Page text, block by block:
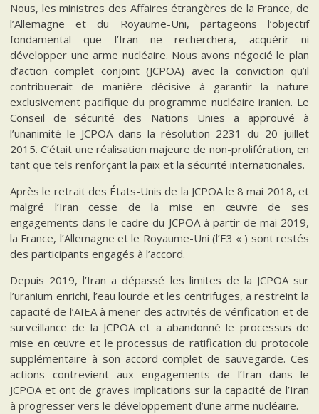
Nous, les ministres des Affaires étrangères de la France, de
l’Allemagne et du Royaume-Uni, partageons l’objectif
fondamental que l’Iran ne recherchera, acquérir ni
développer une arme nucléaire. Nous avons négocié le plan
d’action complet conjoint (JCPOA) avec la conviction qu’il
contribuerait de manière décisive à garantir la nature
exclusivement pacifique du programme nucléaire iranien. Le
Conseil de sécurité des Nations Unies a approuvé à
l’unanimité le JCPOA dans la résolution 2231 du 20 juillet
2015. C’était une réalisation majeure de non-prolifération, en
tant que tels renforçant la paix et la sécurité internationales.
Après le retrait des États-Unis de la JCPOA le 8 mai 2018, et
malgré l’Iran cesse de la mise en œuvre de ses
engagements dans le cadre du JCPOA à partir de mai 2019,
la France, l’Allemagne et le Royaume-Uni (l’E3 « ) sont restés
des participants engagés à l’accord.
Depuis 2019, l’Iran a dépassé les limites de la JCPOA sur
l’uranium enrichi, l’eau lourde et les centrifuges, a restreint la
capacité de l’AIEA à mener des activités de vérification et de
surveillance de la JCPOA et a abandonné le processus de
mise en œuvre et le processus de ratification du protocole
supplémentaire à son accord complet de sauvegarde. Ces
actions contrevient aux engagements de l’Iran dans le
JCPOA et ont de graves implications sur la capacité de l’Iran
à progresser vers le développement d’une arme nucléaire.